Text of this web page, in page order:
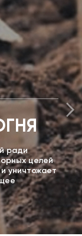
ради
целей
уничтожает